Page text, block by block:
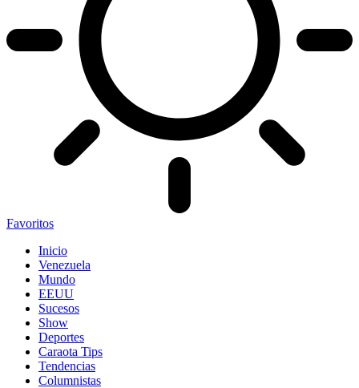
Favoritos
Inicio
Venezuela
Mundo
EEUU
Sucesos
Show
Deportes
Caraota Tips
Tendencias
Columnistas